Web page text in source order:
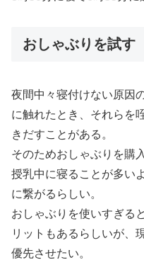
おしゃぶりを試す
夜間中々寝付けない原因
に触れたとき、それらを
きだすことがある。
そのためおしゃぶりを購
授乳中に寝ることが多い
に繋がるらしい。
おしゃぶりを使いすぎる
リットもあるらしいが、
優先させたい。